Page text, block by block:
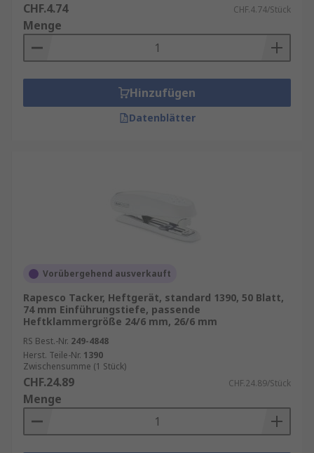
CHF.4.74 CHF.4.74/Stück
Menge
Hinzufügen
Datenblätter
Vorübergehend ausverkauft
Rapesco Tacker, Heftgerät, standard 1390, 50 Blatt,
74 mm Einführungstiefe, passende
Heftklammergröße 24/6 mm, 26/6 mm
RS Best.-Nr. 249-4848
Herst. Teile-Nr. 1390
Zwischensumme (1 Stück)
CHF.24.89 CHF.24.89/Stück
Menge